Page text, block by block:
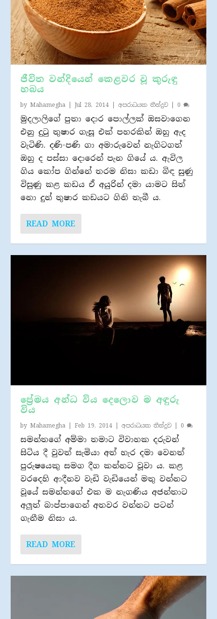
ජීවිත වන්දියෙන් කෙළවර වූ කුරුඳු
හබය
byMahamegha |Jul 28, 2014 |අපරාධයක තීන්දුව | 0
මුදලාලිගේ පුතා දොර පොල්ලක් ඔසවාගෙන
එනු දුටු තුෂාර ගැසූ එක් පහරකින් ඔහු ඇද
වැටිණි. දණි-පණි ගා අමාරුවෙන් නැගිටගත්
ඔහු ද පස්සා දොරෙන් පැන ගියේ ය. ඇවිල
ගිය කෝප ගින්නේ තරම නිසා කඩා බිඳ සුණු
විසුණු කළ කඩය ඒ අයුරින් දමා යාමට සිත්
නො දුන් තුෂාර කඩයට ගිනි තැබී ය.
READ MORE
පේ‍්‍රමය අන්ධ විය දෙලොව ම අඳුරු
විය
byMahamegha |Feb 19, 2014 |අපරාධයක තීන්දුව 0
සමන්තගේ අම්මා තමාට විවාහක දරුවන්
සිටිය දී වුවත් සැමියා අත් හැර දමා වෙනත්
පුරුෂයෙකු සමග දීග කන්නට වූවා ය. කළ
වරදෙහි ආදීනව වැඩි වැඩියෙන් මතු වන්නට
වූයේ සමන්තගේ එක ම නැගණිය අජන්තාට
අලූත් බාප්පාගෙන් අතවර වන්නට පටන්
ගැනීම නිසා ය.
READ MORE